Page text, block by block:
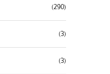
(290)
(3)
(3)